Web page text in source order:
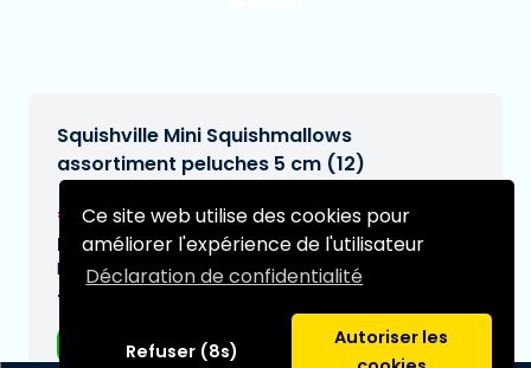
Ce site web utilise des cookies pour
améliorer l'expérience de l'utilisateur
Déclaration de confidentialité
Refuser (8s)
Autoriser les
Squishville Mini Squishmallows
assortiment peluches 5 cm (12)
€89,99 [Sous réserve de modifications]
Date de livraison prévue:
N/A
Type:
Peluche